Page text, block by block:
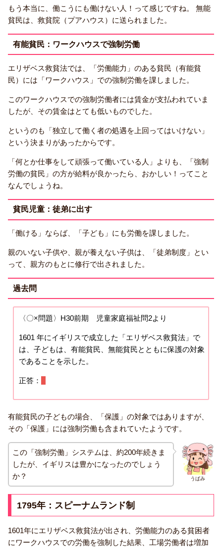
もう本当に、働こうにも働けない人！って感じですね。 無能
貧民は、救貧院（プアハウス）に送られました。
有能貧民：ワークハウスで強制労働
エリザベス救貧法では、「労働能力」のある貧民（有能貧
民）には「ワークハウス」での強制労働を課しました。
このワークハウスでの強制労働者には賃金が支払われていま
したが、その賃金はとても低いものでした。
というのも「独立して働く者の処遇を上回ってはいけない」
という決まりがあったからです。
「何とか仕事をして頑張って働いている人」よりも、「強制
労働の貧民」の方が給料が良かったら、おかしい！ってこと
なんでしょうね。
貧民児童：徒弟に出す
「働ける」ならば、「子ども」にも労働を課しました。
親のいない子供や、親が養えない子供は、「徒弟制度」とい
って、親方のもとに修行で出されました。
過去問
〈〇×問題〉H30前期 児童家庭福祉問2より
1601 年にイギリスで成立した「エリザベス救貧法」で
は、子どもは、有能貧民、無能貧民とともに保護の対象
であることを示した。
正答：
有能貧民の子どもの場合、「保護」の対象ではありますが、
その「保護」には強制労働も含まれていたようです。
うぱみ
この「強制労働」システムは、約200年続きま
したが、イギリスは豊かになったのでしょう
か？
1795年：スピーナムランド制
1601年にエリザベス救貧法が出され、労働能力のある貧困者
にワークハウスでの労働を強制した結果、工場労働者は増加